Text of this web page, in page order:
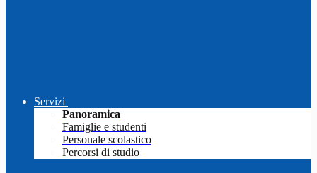
Servizi
Panoramica
Famiglie e studenti
Personale scolastico
Percorsi di studio